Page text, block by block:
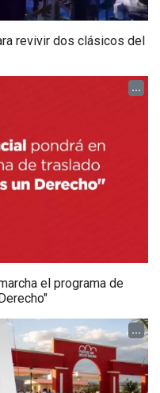
revivir dos clásicos del
...
el programa de
...